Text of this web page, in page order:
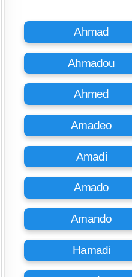
Ahmad
Ahmadou
Ahmed
Amadeo
Amadi
Amado
Amando
Hamadi